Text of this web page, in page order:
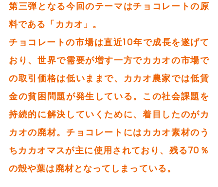
第三弾となる今回のテーマはチョコレートの原
料である「カカオ」。
チョコレートの市場は直近10年で成長を遂げて
おり、世界で需要が増す一方でカカオの市場で
の取引価格は低いままで、カカオ農家では低賃
金の貧困問題が発生している。この社会課題を
持続的に解決していくために、着目したのがカ
カオの廃材。チョコレートにはカカオ素材のう
ちカカオマスが主に使用されており、残る70％
の殻や葉は廃材となってしまっている。